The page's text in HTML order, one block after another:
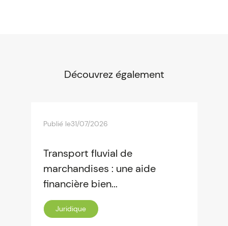
Découvrez également
Publié le31/07/2026
Transport fluvial de
marchandises : une aide
financière bien...
Juridique